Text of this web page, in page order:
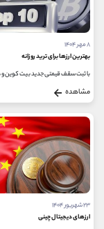
۸ مهر ۱۴۰۴
بهترین ارزها برای ترید روزانه
مشاهده
۲۳ شهریور ۱۴۰۴
ارزهای دیجیتال چینی